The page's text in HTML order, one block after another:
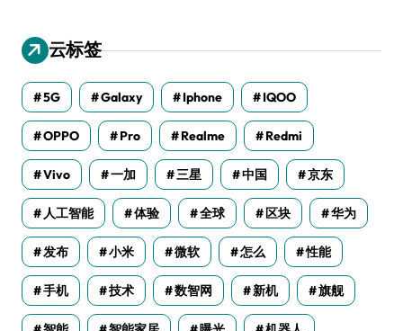
云标签
5G Galaxy Iphone IQOO
OPPO Pro Realme Redmi
Vivo 一加 三星 中国 京东
人工智能 体验 全球 区块 华为
发布 小米 微软 怎么 性能
手机 技术 数智网 新机 旗舰